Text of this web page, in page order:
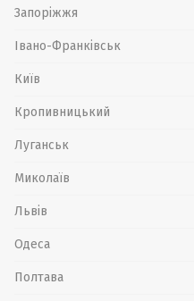
Запоріжжя
Івано-Франківськ
Київ
Кропивницький
Луганськ
Миколаїв
Львів
Одеса
Полтава